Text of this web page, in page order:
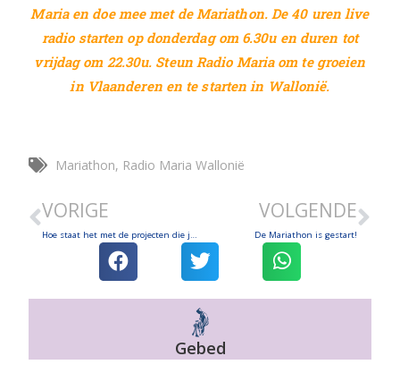
Maria en doe mee met de Mariathon. De 40 uren live
radio starten op donderdag om 6.30u en duren tot
vrijdag om 22.30u. Steun Radio Maria om te groeien
in Vlaanderen en te starten in Wallonië.
Mariathon, Radio Maria Wallonië
VORIGE
Hoe staat het met de projecten die jullie steunden in het verleden?
VOLGENDE
De Mariathon is gestart!
Gebed